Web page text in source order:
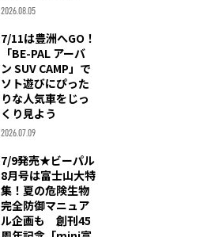
2026.08.05
7/11は豊洲へGO！
「BE-PAL アーバ
ン SUV CAMP」で
ソト遊びにぴった
りな人気車をじっ
くり見よう
2026.07.09
7/9発売★ビーパル
8月号は富士山大特
集！夏の危険生物
完全防御マニュア
ル企画も 創刊45